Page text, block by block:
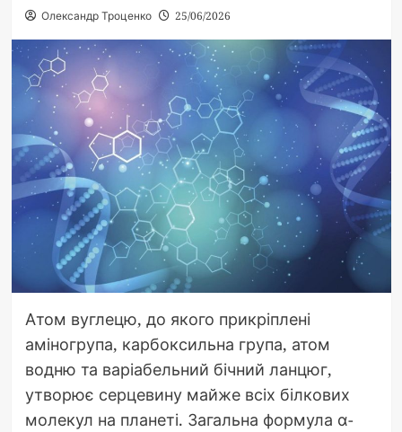
Олександр Троценко 25/06/2026
Атом вуглецю, до якого прикріплені
аміногрупа, карбоксильна група, атом
водню та варіабельний бічний ланцюг,
утворює серцевину майже всіх білкових
молекул на планеті. Загальна формула α-